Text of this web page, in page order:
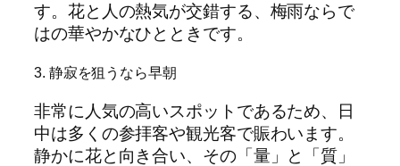
す。花と人の熱気が交錯する、梅雨ならで
はの華やかなひとときです。
3. 静寂を狙うなら早朝
非常に人気の高いスポットであるため、日
中は多くの参拝客や観光客で賑わいます。
静かに花と向き合い、その「量」と「質」